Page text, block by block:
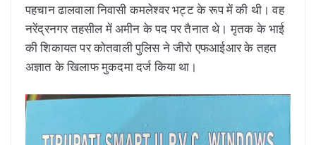
पहचान ढालवाला निवासी कमलेश्वर भट्ट के रूप में की थी। वह
नरेंद्रनगर तहसील में अमीन के पद पर तैनात थे। मृतक के भाई
की शिकायत पर कोतवाली पुलिस ने जीरो एफआईआर के तहत
अज्ञात के खिलाफ मुकदमा दर्ज किया था।